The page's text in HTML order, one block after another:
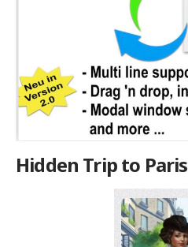
Hidden Trip to Paris